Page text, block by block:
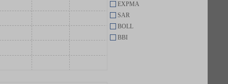
EXPMA
SAR
BOLL
BBI